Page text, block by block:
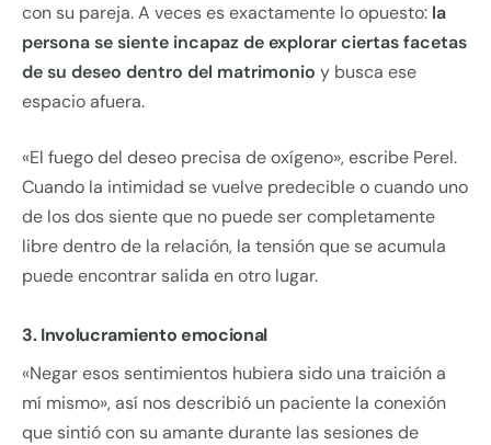
con su pareja. A veces es exactamente lo opuesto: la
persona se siente incapaz de explorar ciertas facetas
de su deseo dentro del matrimonio y busca ese
espacio afuera.
«El fuego del deseo precisa de oxígeno», escribe Perel.
Cuando la intimidad se vuelve predecible o cuando uno
de los dos siente que no puede ser completamente
libre dentro de la relación, la tensión que se acumula
puede encontrar salida en otro lugar.
3. Involucramiento emocional
«Negar esos sentimientos hubiera sido una traición a
mí mismo», así nos describió un paciente la conexión
que sintió con su amante durante las sesiones de